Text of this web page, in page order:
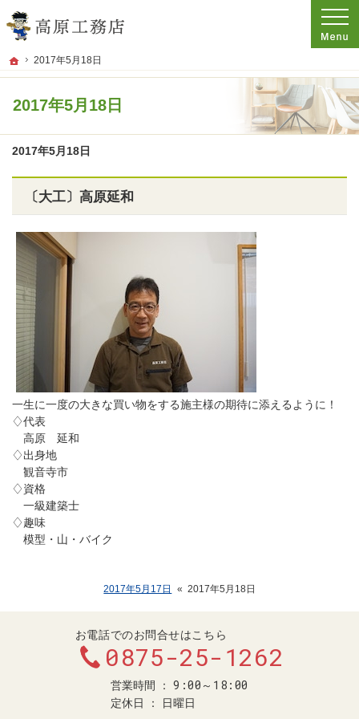
ホーム
2017年5月18日
2017年5月18日
プロの目線からご提案。香川県観音寺市の注文住宅・新築戸建てを手がける工務
香川県観音寺市・注文住宅・新築戸建てを手がける工務店なら高原工務店
2017年5月18日
〔大工〕高原延和
一生に一度の大きな買い物をする施主様の期待に添えるように！
♢代表
高原 延和
♢出身地
観音寺市
♢資格
一級建築士
♢趣味
模型・山・バイク
2017年5月17日 « 2017年5月18日
お電話でのお問合せはこちら
0875-25-1262
営業時間 9:00～18:00
定休日 日曜日